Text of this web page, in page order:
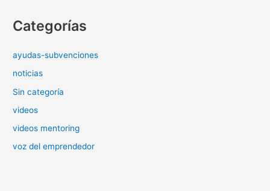
Categorías
ayudas-subvenciones
noticias
Sin categoría
videos
videos mentoring
voz del emprendedor